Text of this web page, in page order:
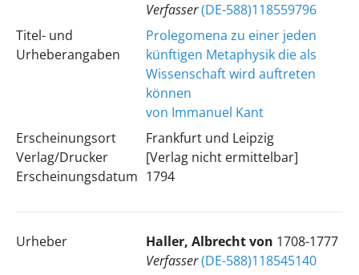
Verfasser(DE-588)118559796
Titel- und
Urheberangaben
Prolegomena zu einer jeden
künftigen Metaphysik die als
Wissenschaft wird auftreten
können
von Immanuel Kant
Erscheinungsort
Verlag/Drucker
Erscheinungsdatum
Frankfurt und Leipzig
[Verlag nicht ermittelbar]
1794
Urheber Haller, Albrecht von 1708-1777
Verfasser(DE-588)118545140